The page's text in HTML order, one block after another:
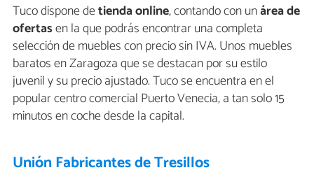
Tuco dispone detienda online, contando con unárea de
ofertasen la que podrás encontrar una completa
selección de muebles con precio sin IVA. Unos muebles
baratos en Zaragoza que se destacan por su estilo
juvenil y su precio ajustado. Tuco se encuentra en el
popular centro comercial Puerto Venecia, a tan solo 15
minutos en coche desde la capital.
Unión Fabricantes de Tresillos